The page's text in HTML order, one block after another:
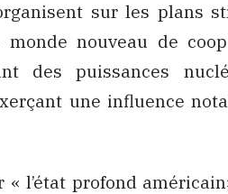
sur les plans
monde nouveau de
des puissances
une influence
« l’état profond